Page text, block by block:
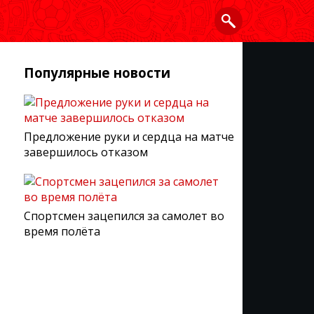
Популярные новости
Предложение руки и сердца на матче
завершилось отказом
Спортсмен зацепился за самолет во
время полёта